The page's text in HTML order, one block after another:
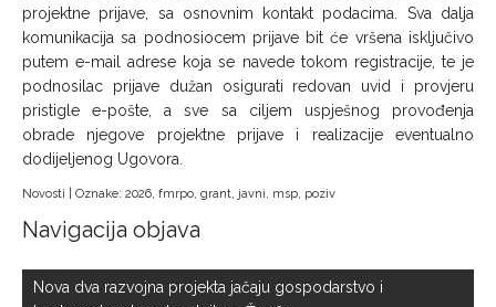
projektne prijave, sa osnovnim kontakt podacima. Sva dalja
komunikacija sa podnosiocem prijave bit će vršena isključivo
putem e-mail adrese koja se navede tokom registracije, te je
podnosilac prijave dužan osigurati redovan uvid i provjeru
pristigle e-pošte, a sve sa ciljem uspješnog provođenja
obrade njegove projektne prijave i realizacije eventualno
dodijeljenog Ugovora.
Novosti | Oznake: 2026, fmrpo, grant, javni, msp, poziv
Navigacija objava
Nova dva razvojna projekta jačaju gospodarstvo i